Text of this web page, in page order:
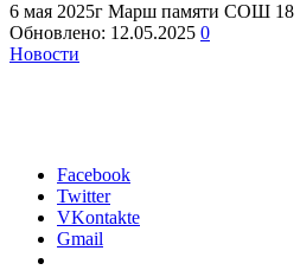
6 мая 2025г Марш памяти СОШ 18
Обновлено: 12.05.2025 0
Новости
Facebook
Twitter
VKontakte
Gmail